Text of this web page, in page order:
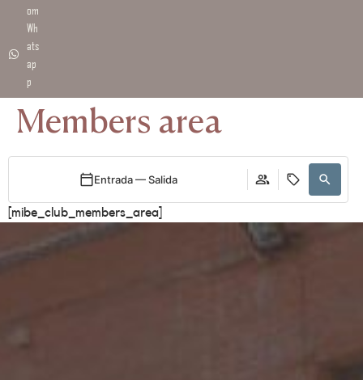
om
Wh
ats
ap
p
Members area
Entrada — Salida
[mibe_club_members_area]